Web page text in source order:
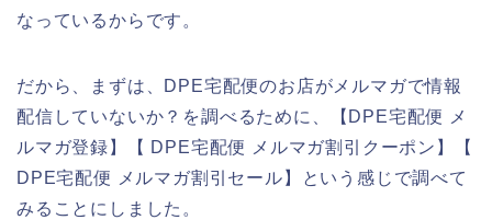
なっているからです。
だから、まずは、DPE宅配便のお店がメルマガで情報
配信していないか？を調べるために、【DPE宅配便 メ
ルマガ登録】【 DPE宅配便 メルマガ割引クーポン】【
DPE宅配便 メルマガ割引セール】という感じで調べて
みることにしました。